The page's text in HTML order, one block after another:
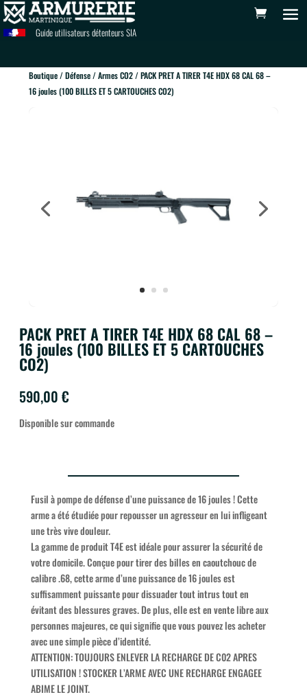
Guide utilisateurs détenteurs SIA
Boutique/Défense/Armes CO2/ PACK PRET A TIRER T4E HDX 68 CAL 68 –
16 joules (100 BILLES ET 5 CARTOUCHES CO2)
PACK PRET A TIRER T4E HDX 68 CAL 68 –
16 joules (100 BILLES ET 5 CARTOUCHES
CO2)
590,00 €
Disponible sur commande
Fusil à pompe de défense d’une puissance de 16 joules ! Cette
arme a été étudiée pour repousser un agresseur en lui infligeant
une très vive douleur.
La gamme de produit T4E est idéale pour assurer la sécurité de
votre domicile. Conçue pour tirer des billes en caoutchouc de
calibre .68, cette arme d’une puissance de 16 joules est
suffisamment puissante pour dissuader tout intrus tout en
évitant des blessures graves. De plus, elle est en vente libre aux
personnes majeures, ce qui signifie que vous pouvez les acheter
avec une simple pièce d’identité.
ATTENTION: TOUJOURS ENLEVER LA RECHARGE DE C02 APRES
UTILISATION ! STOCKER L’ARME AVEC UNE RECHARGE ENGAGEE
ABIME LE JOINT.